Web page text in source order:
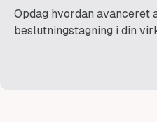
Opdag hvordan avanceret
beslutningstagning i din